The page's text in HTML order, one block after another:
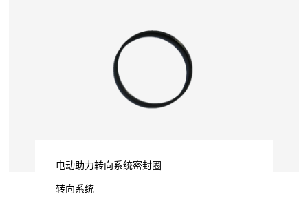
电动助力转向系统密封圈
转向系统